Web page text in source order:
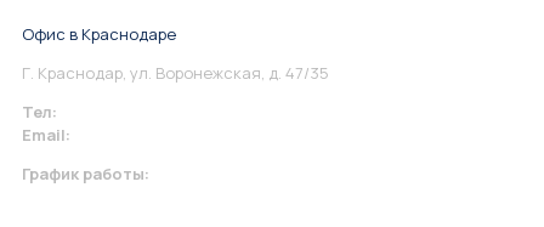
Офис в Краснодаре
Г. Краснодар, ул. Воронежская, д. 47/35
Тел:
Email:
График работы: